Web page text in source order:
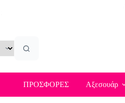
ΠΡΟΣΦΟΡΕΣ Αξεσουάρ